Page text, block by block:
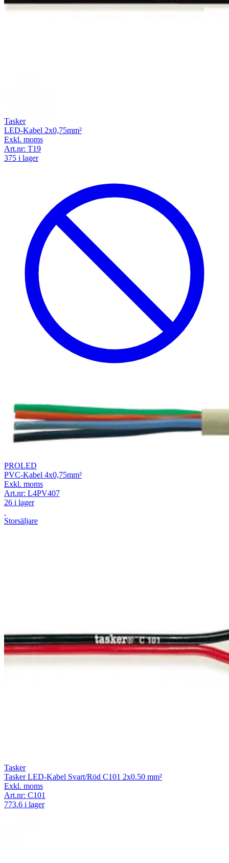
Tasker
LED-Kabel 2x0,75mm²
Exkl. moms
Art.nr: T19
375 i lager
PROLED
PVC-Kabel 4x0,75mm²
Exkl. moms
Art.nr: L4PV407
26 i lager
Storsäljare
Tasker
Tasker LED-Kabel Svart/Röd C101 2x0.50 mm²
Exkl. moms
Art.nr: C101
773.6 i lager